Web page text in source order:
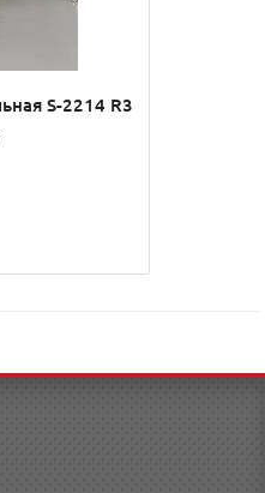
S-2214 R3